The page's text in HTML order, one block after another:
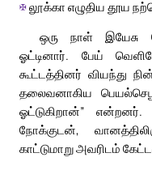
✠லூக்கா எழுதிய தூய
ஒரு நாள் இயேசு
ஓட்டினார். பேய்
கூட்டத்தினர் வியந்து
தலைவனாகிய
ஓட்டுகிறான்”
நோக்குடன்,
காட்டுமாறு அவரிடம்